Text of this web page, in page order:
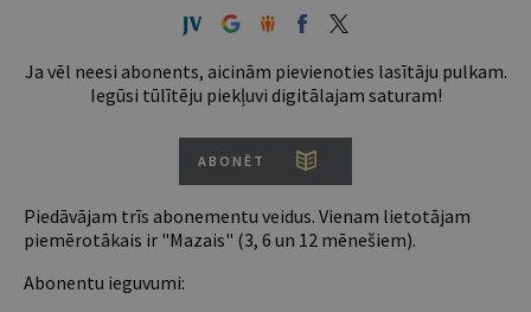
Ja vēl neesi abonents, aicinām pievienoties lasītāju pulkam.
Iegūsi tūlītēju piekļuvi digitālajam saturam!
ABONĒT
Piedāvājam trīs abonementu veidus. Vienam lietotājam
piemērotākais ir "Mazais" (3, 6 un 12 mēnešiem).
Abonentu ieguvumi: